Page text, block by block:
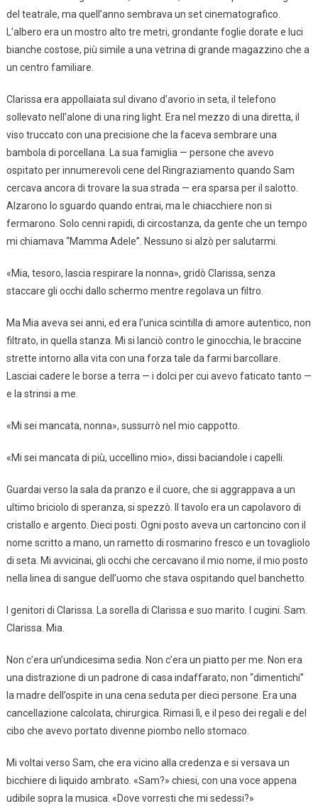
del teatrale, ma quell’anno sembrava un set cinematografico.
L’albero era un mostro alto tre metri, grondante foglie dorate e luci
bianche costose, più simile a una vetrina di grande magazzino che a
un centro familiare.
Clarissa era appollaiata sul divano d’avorio in seta, il telefono
sollevato nell’alone di una ring light. Era nel mezzo di una diretta, il
viso truccato con una precisione che la faceva sembrare una
bambola di porcellana. La sua famiglia — persone che avevo
ospitato per innumerevoli cene del Ringraziamento quando Sam
cercava ancora di trovare la sua strada — era sparsa per il salotto.
Alzarono lo sguardo quando entrai, ma le chiacchiere non si
fermarono. Solo cenni rapidi, di circostanza, da gente che un tempo
mi chiamava “Mamma Adele”. Nessuno si alzò per salutarmi.
«Mia, tesoro, lascia respirare la nonna», gridò Clarissa, senza
staccare gli occhi dallo schermo mentre regolava un filtro.
Ma Mia aveva sei anni, ed era l’unica scintilla di amore autentico, non
filtrato, in quella stanza. Mi si lanciò contro le ginocchia, le braccine
strette intorno alla vita con una forza tale da farmi barcollare.
Lasciai cadere le borse a terra — i dolci per cui avevo faticato tanto —
e la strinsi a me.
«Mi sei mancata, nonna», sussurrò nel mio cappotto.
«Mi sei mancata di più, uccellino mio», dissi baciandole i capelli.
Guardai verso la sala da pranzo e il cuore, che si aggrappava a un
ultimo briciolo di speranza, si spezzò. Il tavolo era un capolavoro di
cristallo e argento. Dieci posti. Ogni posto aveva un cartoncino con il
nome scritto a mano, un rametto di rosmarino fresco e un tovagliolo
di seta. Mi avvicinai, gli occhi che cercavano il mio nome, il mio posto
nella linea di sangue dell’uomo che stava ospitando quel banchetto.
I genitori di Clarissa. La sorella di Clarissa e suo marito. I cugini. Sam.
Clarissa. Mia.
Non c’era un’undicesima sedia. Non c’era un piatto per me. Non era
una distrazione di un padrone di casa indaffarato; non “dimentichi”
la madre dell’ospite in una cena seduta per dieci persone. Era una
cancellazione calcolata, chirurgica. Rimasi lì, e il peso dei regali e del
cibo che avevo portato divenne piombo nello stomaco.
Mi voltai verso Sam, che era vicino alla credenza e si versava un
bicchiere di liquido ambrato. «Sam?» chiesi, con una voce appena
udibile sopra la musica. «Dove vorresti che mi sedessi?»